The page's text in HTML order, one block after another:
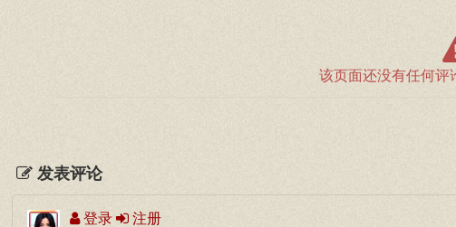
该页面还没有任何评
发表评论
登录 注册